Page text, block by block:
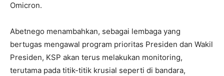
Omicron.
Abetnego menambahkan, sebagai lembaga yang
bertugas mengawal program prioritas Presiden dan Wakil
Presiden, KSP akan terus melakukan monitoring,
terutama pada titik-titik krusial seperti di bandara,